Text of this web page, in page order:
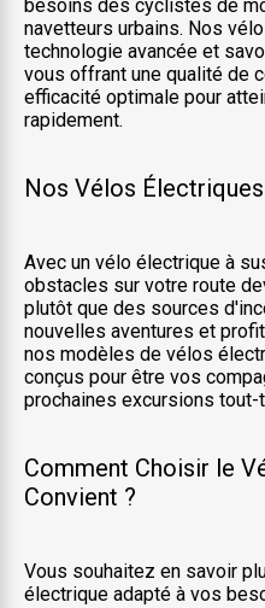
besoins des cyclistes de
navetteurs urbains. Nos
technologie avancée et
vous offrant une qualité de
efficacité optimale pour
rapidement.
Nos Vélos
Avec un vélo électrique à
obstacles sur votre route
plutôt que des sources
nouvelles aventures et
nos modèles de vélos
conçus pour être vos
prochaines excursions tout-
Comment Choisir le
Convient ?
Vous souhaitez en savoir
électrique adapté à vos